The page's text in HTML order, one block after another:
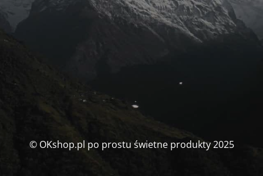
© OKshop.pl po prostu świetne produkty 2025